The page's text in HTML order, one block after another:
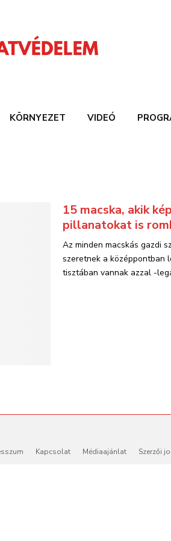
KÖRNYEZET VIDEÓ
15 macska, akik
pillanatokat is
Az minden macskás gazdi
szeretnek a középpontban
tisztában vannak azzal -
Kapcsolat Médiaajánlat Szerzői